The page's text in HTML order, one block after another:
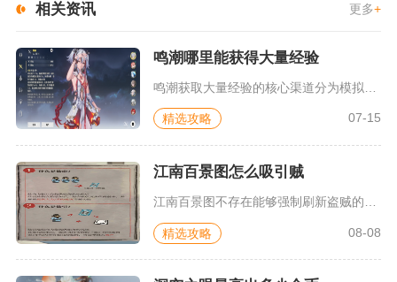
相关资讯 更多+
鸣潮哪里能获得大量经验
精选攻略 07-15
江南百景图怎么吸引贼
江南百景图不存在能够强制刷新盗贼的方式，但通过优化城市布局与...
精选攻略 08-08